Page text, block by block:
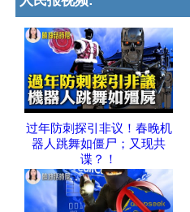
过年防刺探引非议！春晚机
器人跳舞如僵尸；又现共
谍？！